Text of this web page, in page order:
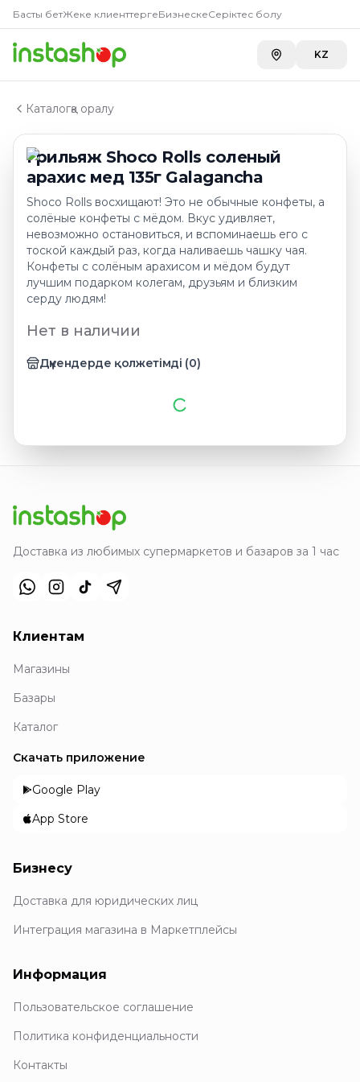
Басты бетЖеке клиенттергеБизнескеСеріктес болу
KZ
Каталогқа оралу
Грильяж Shoco Rolls соленый
арахис мед 135г Galagancha
Shoco Rolls восхищают! Это не обычные конфеты, а
солёные конфеты с мёдом. Вкус удивляет,
невозможно остановиться, и вспоминаешь его с
тоской каждый раз, когда наливаешь чашку чая.
Конфеты с солёным арахисом и мёдом будут
лучшим подарком колегам, друзьям и близким
серду людям!
Нет в наличии
Дүкендерде қолжетімді (0)
Главная
Каталог
Конфеты в коробке
Грильяж Shoco Rolls соленый арахис мед 135г
Доставка из любимых супермаркетов и базаров за 1 час
Клиентам
Магазины
Базары
Каталог
Скачать приложение
Google Play
App Store
Бизнесу
Доставка для юридических лиц
Интеграция магазина в Маркетплейсы
Информация
Пользовательское соглашение
Политика конфиденциальности
Контакты